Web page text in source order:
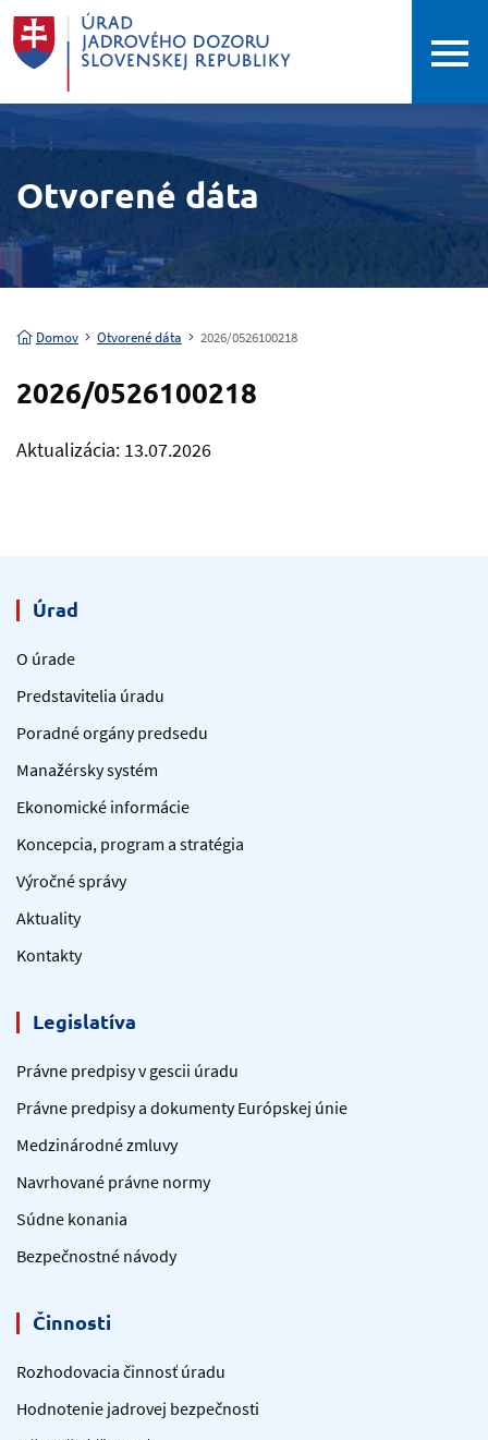
Otvorené dáta
Domov Otvorené dáta 2026/0526100218
2026/0526100218
Aktualizácia: 13.07.2026
Úrad
O úrade
Predstavitelia úradu
Poradné orgány predsedu
Manažérsky systém
Ekonomické informácie
Koncepcia, program a stratégia
Výročné správy
Aktuality
Kontakty
Legislatíva
Právne predpisy v gescii úradu
Právne predpisy a dokumenty Európskej únie
Medzinárodné zmluvy
Navrhované právne normy
Súdne konania
Bezpečnostné návody
Činnosti
Rozhodovacia činnosť úradu
Hodnotenie jadrovej bezpečnosti